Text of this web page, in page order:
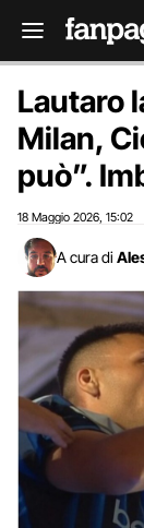
Lautaro
Milan,
può”.
18 Maggio 2026 15:02
A cura di